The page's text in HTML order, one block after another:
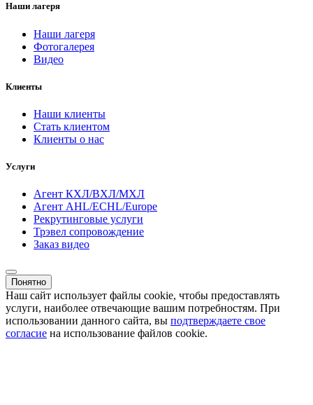
Наши лагеря
Наши лагеря
Фотогалерея
Видео
Клиенты
Наши клиенты
Стать клиентом
Клиенты о нас
Услуги
Агент КХЛ/ВХЛ/МХЛ
Агент AHL/ECHL/Europe
Рекрутинговые услуги
Трэвел сопровождение
Заказ видео
Понятно
Наш сайт использует файлы cookie, чтобы предоставлять
услуги, наиболее отвечающие вашим потребностям. При
использовании данного сайта, вы подтверждаете свое
согласие на использование файлов cookie.